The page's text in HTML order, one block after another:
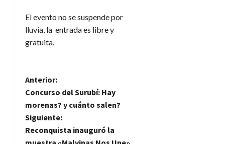
El evento no se suspende por
lluvia, la entrada es libre y
gratuita.
N
a
v
Anterior:
Concurso del Surubí: Hay
morenas? y cuánto salen?
Siguiente:
Reconquista inauguró la